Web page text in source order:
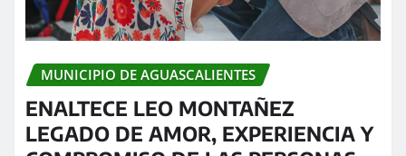
MUNICIPIO DE AGUASCALIENTES
ENALTECE LEO MONTAÑEZ
LEGADO DE AMOR, EXPERIENCIA Y